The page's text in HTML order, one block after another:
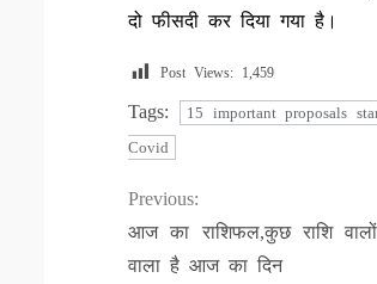
दो फीसदी कर दिया गया है।
Post Views: 1,459
Tags: 15 important proposals
Covid
Continue
Reading
Previous:
आज का राशिफल,कुछ राशि
वाला है आज का दिन